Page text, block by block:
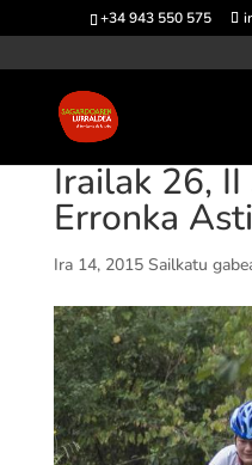
+34 943 550 575
Irailak 26,
Erronka
Ira 14, 2015 Sailkatu